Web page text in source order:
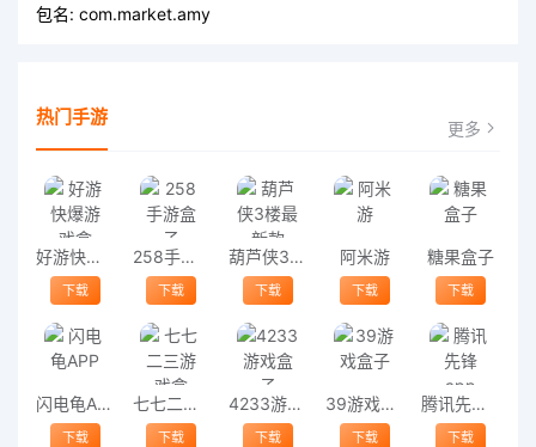
包名: com.market.amy
热门手游 更多
好游快爆游戏盒
下载
258手游盒子
下载
葫芦侠3楼最新款
下载
阿米游
下载
糖果盒子
下载
闪电龟APP
下载
七七二三游戏盒
下载
4233游戏盒子
下载
39游戏盒子
下载
腾讯先锋app
下载